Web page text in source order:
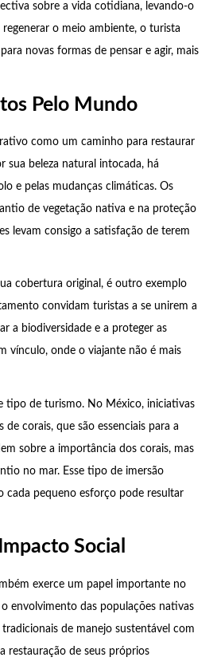
sobre a vida cotidiana, levando-o
o meio ambiente, o turista
novas formas de pensar e agir, mais
Pelo Mundo
como um caminho para restaurar
sua beleza natural intocada, há
e pelas mudanças climáticas. Os
de vegetação nativa e na proteção
levam consigo a satisfação de terem
cobertura original, é outro exemplo
convidam turistas a se unirem a
a biodiversidade e a proteger as
vínculo, onde o viajante não é mais
tipo de turismo. No México, iniciativas
corais, que são essenciais para a
sobre a importância dos corais, mas
no mar. Esse tipo de imersão
cada pequeno esforço pode resultar
Social
exerce um papel importante no
envolvimento das populações nativas
de manejo sustentável com
restauração de seus próprios